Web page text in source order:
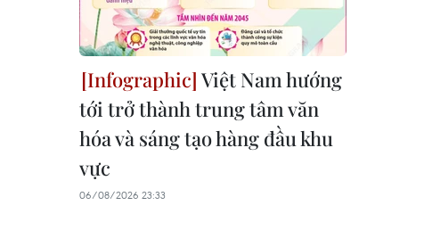
Việt Nam hướng
tới trở thành trung tâm văn
hóa và sáng tạo hàng đầu khu
vực
06/08/2026 23:33